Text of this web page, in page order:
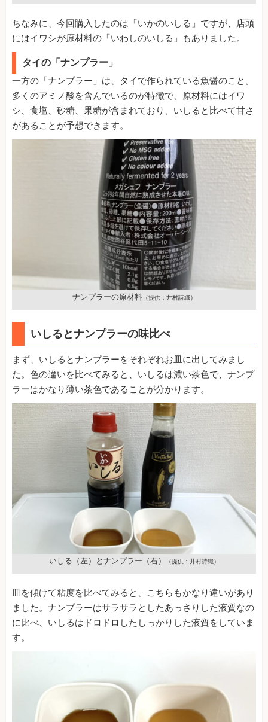
ちなみに、今回購入したのは「いかのいしる」ですが、店頭
にはイワシが原材料の「いわしのいしる」もありました。
タイの「ナンプラー」
一方の「ナンプラー」は、タイで作られている魚醤のこと。
多くのアミノ酸を含んでいるのが特徴で、原材料にはイワ
シ、食塩、砂糖、果糖が含まれており、いしると比べて甘さ
があることが予想できます。
ナンプラーの原材料（提供：井村詩織）
いしるとナンプラーの味比べ
まず、いしるとナンプラーをそれぞれお皿に出してみまし
た。色の違いを比べてみると、いしるは濃い茶色で、ナンプ
ラーはかなり薄い茶色であることが分かります。
いしる（左）とナンプラー（右） （提供：井村詩織）
皿を傾けて粘度を比べてみると、こちらもかなり違いがあり
ました。ナンプラーはサラサラとしたあっさりした液質なの
に比べ、いしるはドロドロしたしっかりした液質をしていま
す。